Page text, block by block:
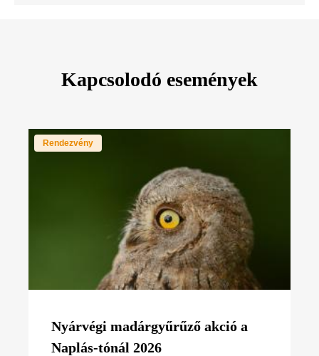
Kapcsolodó események
Rendezvény
Nyárvégi madárgyűrűző akció a
Naplás-tónál 2026